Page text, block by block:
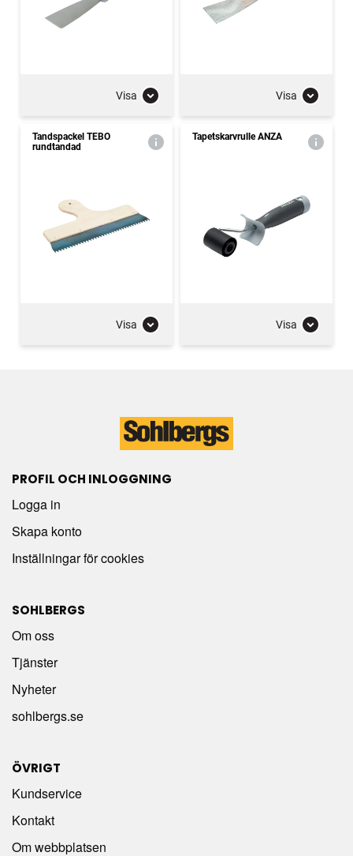
Visa Visa
Tandspackel TEBO
rundtandad
Visa
Tapetskarvrulle ANZA
Visa
PROFIL OCH INLOGGNING
Logga in
Skapa konto
Inställningar för cookies
SOHLBERGS
Om oss
Tjänster
Nyheter
sohlbergs.se
ÖVRIGT
Kundservice
Kontakt
Om webbplatsen